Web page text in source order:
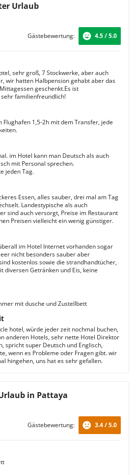
Urlaub
Gästebewertung: 4.5 / 5.0
sehr groß, 7 Stockwerke, aber auch
wir hatten Halbpension gehabt aber das
geschenkt.Es ist
familienfreundlich!
Flughafen 1,5-2h mit dem Transfer, jede
im Hotel kann man Deutsch als auch
mit Personal sprechen.
jeden Tag.
Essen, alles sauber, drei mal am Tag
Landestypische als auch
sind auch versorgt, Preise im Restaurant
Preisen vielleicht ein wenig günstiger.
im Hotel Internet vorhanden sogar
nicht besonders sauber aber
kostenlos sowie die strandhandtücher,
diversen Getränken und Eis, keine
mit dusche und Zustellbett
hotel, würde jeder zeit nochmal buchen,
anderen Hotels, sehr nette Hotel Direktor
spricht super Deutsch und Englisch,
wenn es Probleme oder Fragen gibt. wir
hingehen, uns hat es sehr gefallen.
in Pattaya
Gästebewertung: 3.4 / 5.0